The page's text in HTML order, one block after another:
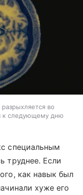
во
к следующему дню
специальным
труднее. Если
как навык был
хуже его